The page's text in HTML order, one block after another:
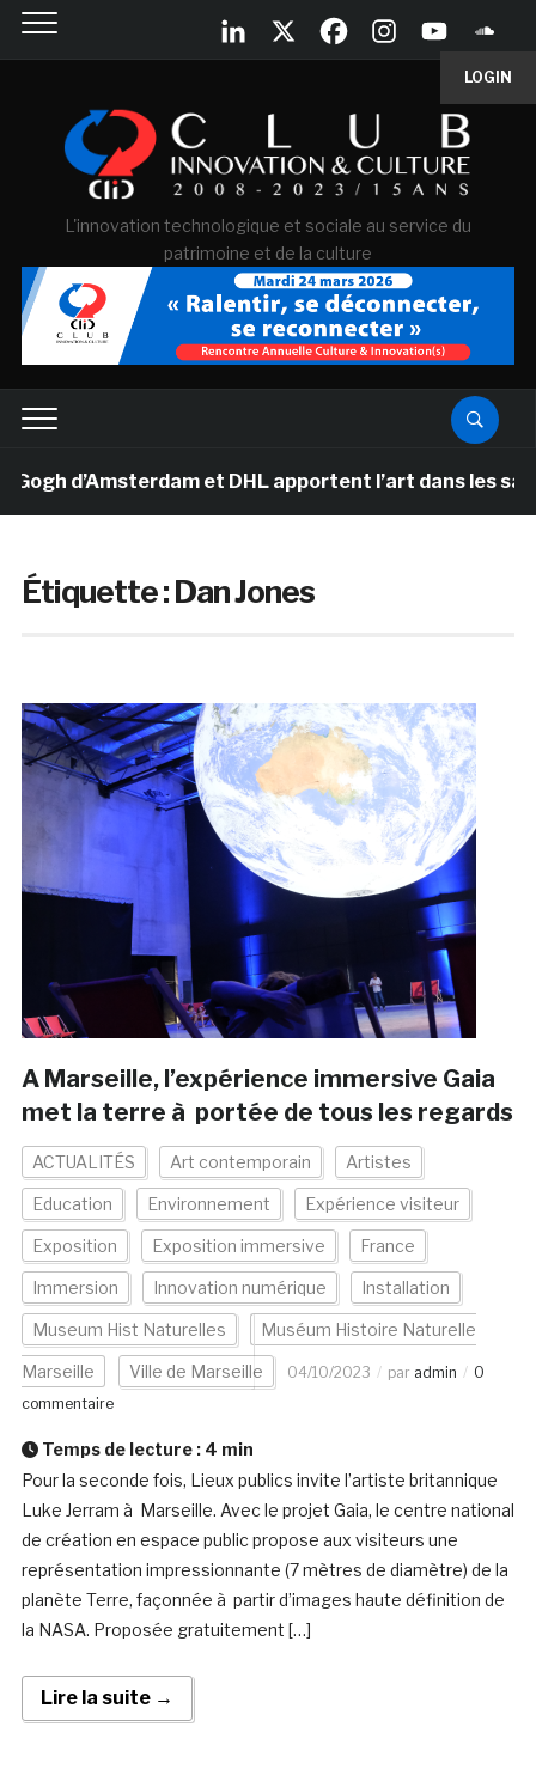
LOGIN
L'innovation technologique et sociale au service du
patrimoine et de la culture
d’Amsterdam et DHL apportent l’art dans les salles
Étiquette :Dan Jones
A Marseille, l’expérience immersive Gaia
met la terre à portée de tous les regards
ACTUALITÉS Art contemporain Artistes
Education Environnement Expérience visiteur
Exposition Exposition immersive France
Immersion Innovation numérique Installation
Museum Hist Naturelles Muséum Histoire Naturelle
Marseille Ville de Marseille 04/10/2023 par admin
0
commentaire
Temps de lecture : 4 min
Pour la seconde fois, Lieux publics invite l’artiste britannique
Luke Jerram à Marseille. Avec le projet Gaia, le centre national
de création en espace public propose aux visiteurs une
représentation impressionnante (7 mètres de diamètre) de la
planète Terre, façonnée à partir d’images haute définition de
la NASA. Proposée gratuitement […]
Lire la suite →